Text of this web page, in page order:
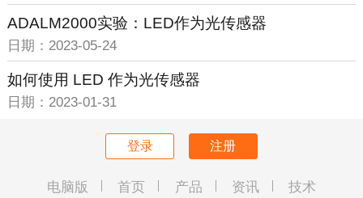
ADALM2000实验：LED作为光传感器
日期：2023-05-24
如何使用 LED 作为光传感器
日期：2023-01-31
登录 注册
电脑版 首页 产品 资讯 技术